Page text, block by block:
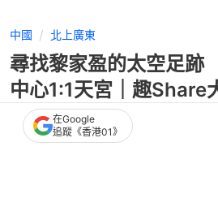
中國 北上廣東
尋找黎家盈的太空足
中心1:1天宮｜趣Share
在Google
追蹤《香港01》